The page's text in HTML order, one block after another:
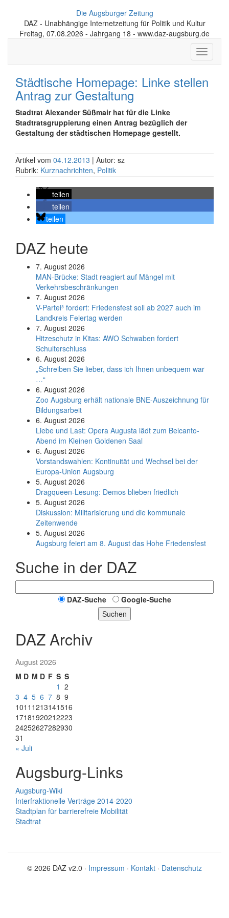
Die Augsburger Zeitung
DAZ - Unabhängige Internetzeitung für Politik und Kultur
Freitag, 07.08.2026 - Jahrgang 18 - www.daz-augsburg.de
Toggle
Städtische Homepage: Linke stellen
Antrag zur Gestaltung
Stadtrat Alexander Süßmair hat für die Linke
Stadtratsgruppierung einen Antrag bezüglich der
Gestaltung der städtischen Homepage gestellt.
Artikel vom 04.12.2013 | Autor: sz
Rubrik: Kurznachrichten, Politik
teilen
teilen
teilen
DAZ heute
7. August 2026
MAN-Brücke: Stadt reagiert auf Mängel mit
Verkehrsbeschränkungen
7. August 2026
V-Partei­³ fordert: Friedens­fest soll ab 2027 auch im
Land­kreis Feier­tag werden
7. August 2026
Hitzeschutz in Kitas: AWO Schwaben fordert
Schulterschluss
6. August 2026
„Schreiben Sie lieber, dass ich Ihnen unbequem war
…“
6. August 2026
Zoo Augsburg erhält nationale BNE-Auszeichnung für
Bildungsarbeit
6. August 2026
Liebe und Last: Opera Augusta lädt zum Belcanto-
Abend im Kleinen Goldenen Saal
6. August 2026
Vorstandswahlen: Kontinuität und Wechsel bei der
Europa-Union Augsburg
5. August 2026
Dragqueen-Lesung: Demos blieben friedlich
5. August 2026
Diskussion: Mi­li­ta­ri­sie­rung und die kommunale
Zeitenwende
5. August 2026
Augsburg feiert am 8. August das Hohe Friedensfest
Suche in der DAZ
DAZ-Suche
Google-Suche
Suchen
DAZ Archiv
August 2026
M D M D F S S
1 2
3 4 5 6 7 8 9
1011 1213141516
17181920212223
24252627282930
31
« Juli
Augsburg-Links
Augsburg-Wiki
Interfraktionelle Verträge 2014-2020
Stadtplan für barrierefreie Mobilität
Stadtrat
© 2026 DAZ v2.0 · Impressum · Kontakt · Datenschutz